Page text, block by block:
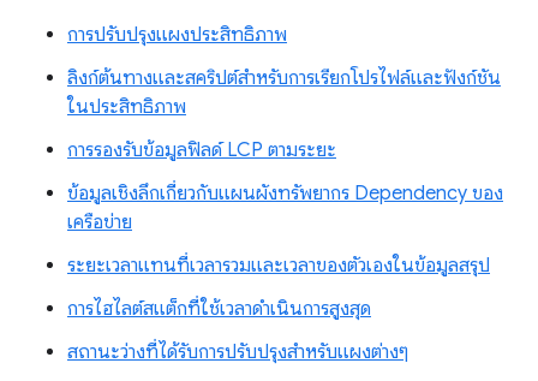
การปรับปรุงแผงประสิทธิภาพ
ลิงก์ต้นทางและสคริปต์สำหรับการเรียกโปรไฟล์และฟังก์ชัน
ในประสิทธิภาพ
การรองรับข้อมูลฟิลด์ LCP ตามระยะ
ข้อมูลเชิงลึกเกี่ยวกับแผนผังทรัพยากร Dependency ของ
เครือข่าย
ระยะเวลาแทนที่เวลารวมและเวลาของตัวเองในข้อมูลสรุป
การไฮไลต์สแต็กที่ใช้เวลาดำเนินการสูงสุด
สถานะว่างที่ได้รับการปรับปรุงสำหรับแผงต่างๆ